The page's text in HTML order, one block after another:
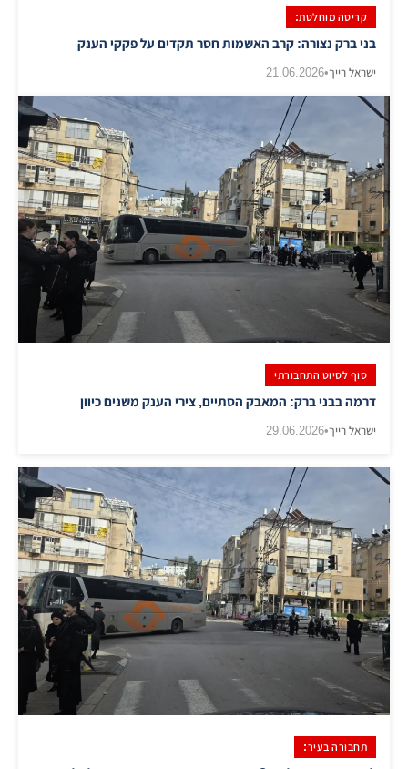
קריסה מוחלטת:
בני ברק נצורה: קרב האשמות חסר תקדים על פקקי הענק
ישראל רייך•
21.06.2026
סוף לסיוט התחבורתי
דרמה בבני ברק: המאבק הסתיים, צירי הענק משנים כיוון
ישראל רייך•
29.06.2026
תחבורה בעיר: